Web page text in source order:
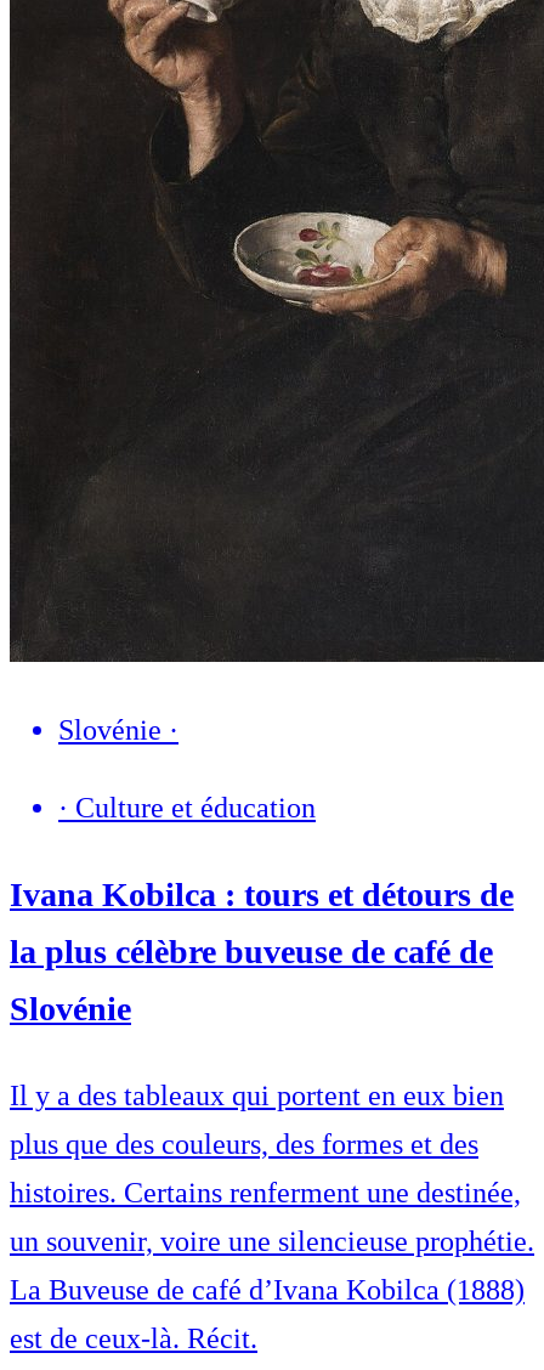
Slovénie ·
· Culture et éducation
Ivana Kobilca : tours et détours de
la plus célèbre buveuse de café de
Slovénie
Il y a des tableaux qui portent en eux bien
plus que des couleurs, des formes et des
histoires. Certains renferment une destinée,
un souvenir, voire une silencieuse prophétie.
La Buveuse de café d’Ivana Kobilca (1888)
est de ceux-là. Récit.